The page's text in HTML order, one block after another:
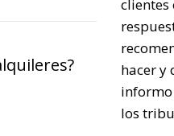
hacer y
los